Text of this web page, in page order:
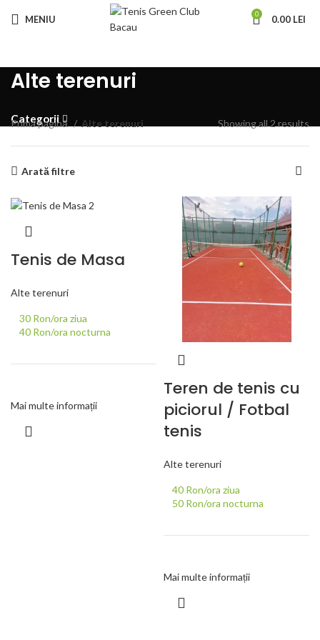
MENIU 0 0.00 LEI
Alte terenuri
Categorii
Prima pagină Alte terenuri Showing all 2 results
Arată filtre
Tenis de Masa
Alte terenuri
30 Ron/ora ziua
40 Ron/ora nocturna
Mai multe informații
Teren de tenis cu
piciorul / Fotbal
tenis
Alte terenuri
40 Ron/ora ziua
50 Ron/ora nocturna
Mai multe informații